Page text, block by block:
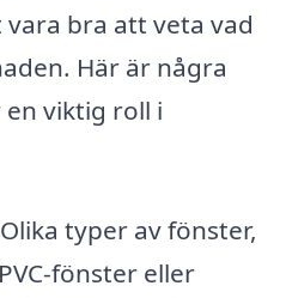
bra att veta vad
Här är några
viktig roll i
Olika typer av fönster,
fönster eller